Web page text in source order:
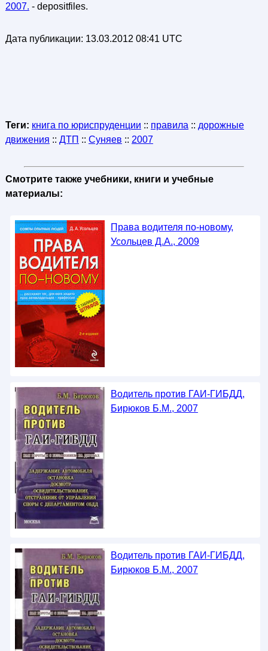
2007. - depositfiles.
Дата публикации: 13.03.2012 08:41 UTC
Теги: книга по юриспруденции :: правила :: дорожные
движения :: ДТП :: Суняев :: 2007
Смотрите также учебники, книги и учебные
материалы:
Права водителя по-новому,
Усольцев Д.А., 2009
Водитель против ГАИ-ГИБДД,
Бирюков Б.М., 2007
Водитель против ГАИ-ГИБДД,
Бирюков Б.М., 2007